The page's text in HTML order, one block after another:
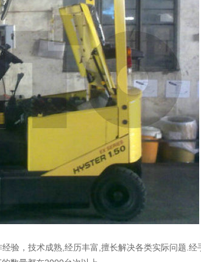
验，技术成熟,经历丰富,擅长解决各类实际问题.经